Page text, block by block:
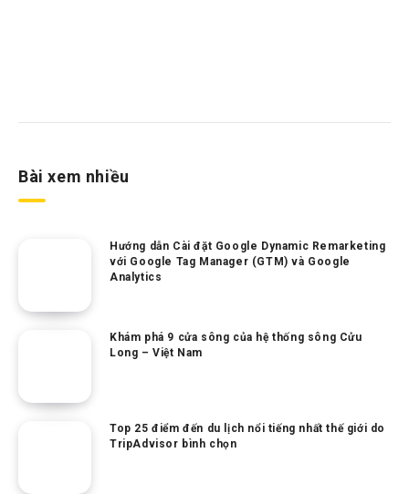
Bài xem nhiều
Hướng dẫn Cài đặt Google Dynamic Remarketing
với Google Tag Manager (GTM) và Google
Analytics
Khám phá 9 cửa sông của hệ thống sông Cửu
Long – Việt Nam
Top 25 điểm đến du lịch nổi tiếng nhất thế giới do
TripAdvisor bình chọn